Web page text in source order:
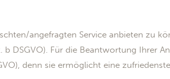
angefragten Service anbieten zu
DSGVO). Für die Beantwortung Ihrer
denn sie ermöglicht eine